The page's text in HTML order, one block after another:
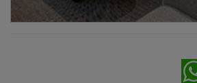
para reforzar los servicios en